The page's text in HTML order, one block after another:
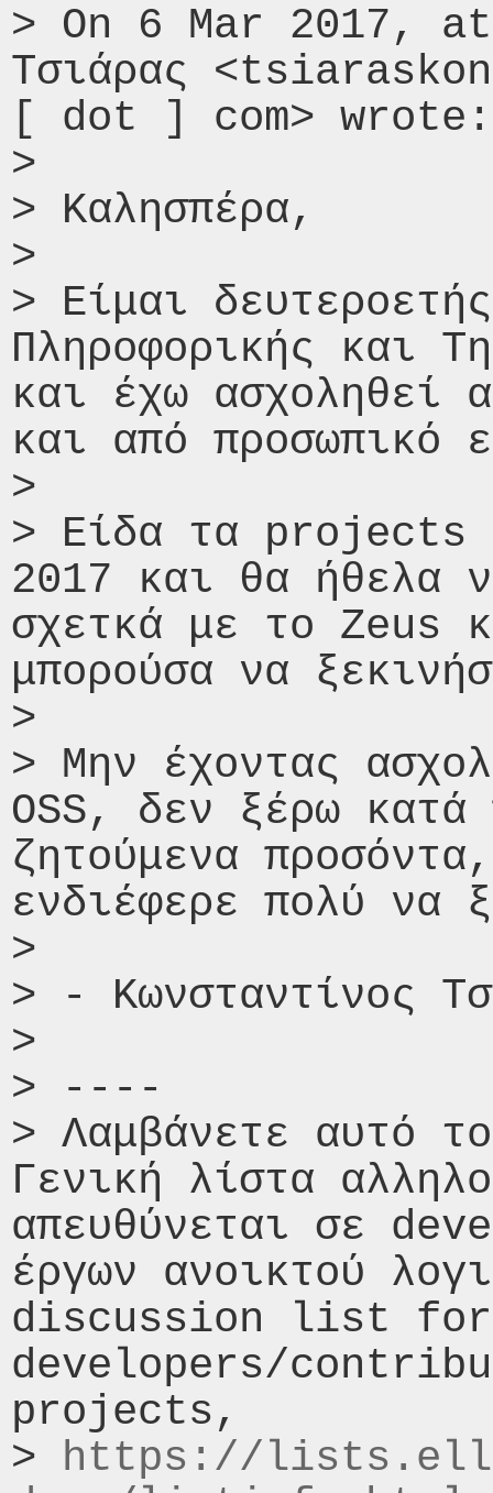
> On 6 Mar 2017,
Τσιάρας
[ dot ] com> wrote:
>
> Καλησπέρα,
>
> Είμαι
Πληροφορικής και
και έχω ασχοληθεί
και από προσωπικό
>
> Είδα τα projects
2017 και θα ήθελα
σχετκά με το Zeus
μπορούσα να
>
> Μην έχοντας
OSS, δεν ξέρω
ζητούμενα
ενδιέφερε πολύ να
>
> - Κωνσταντίνος
>
> ----
> Λαμβάνετε αυτό
Γενική λίστα
απευθύνεται σε
έργων ανοικτού
discussion list for
developers/
projects,
> https://